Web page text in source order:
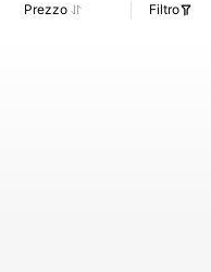
Prezzo Filtro